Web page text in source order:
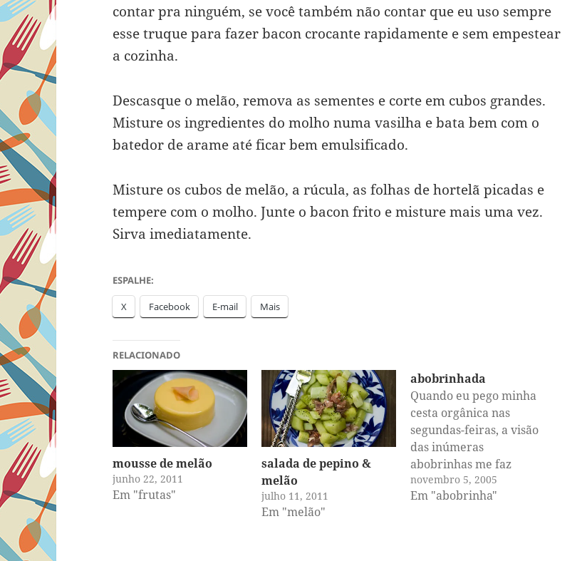
contar pra ninguém, se você também não contar que eu uso sempre
esse truque para fazer bacon crocante rapidamente e sem empestear
a cozinha.
Descasque o melão, remova as sementes e corte em cubos grandes.
Misture os ingredientes do molho numa vasilha e bata bem com o
batedor de arame até ficar bem emulsificado.
Misture os cubos de melão, a rúcula, as folhas de hortelã picadas e
tempere com o molho. Junte o bacon frito e misture mais uma vez.
Sirva imediatamente.
ESPALHE:
X Facebook E-mail Mais
RELACIONADO
mousse de melão
junho 22, 2011
Em "frutas"
salada de pepino &
melão
julho 11, 2011
Em "melão"
abobrinhada
Quando eu pego minha
cesta orgânica nas
segundas-feiras, a visão
das inúmeras
abobrinhas me faz
tremer. E agora? O que
eu vou fazer com elas?
novembro 5, 2005
Em "abobrinha"